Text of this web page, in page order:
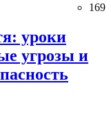
169
уроки
угрозы и